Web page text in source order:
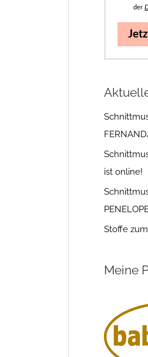
der
ist online!
Stoffe
Meine